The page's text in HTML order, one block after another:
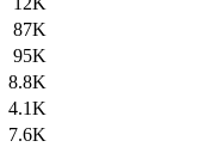
87K
95K
8.8K
4.1K
7.6K